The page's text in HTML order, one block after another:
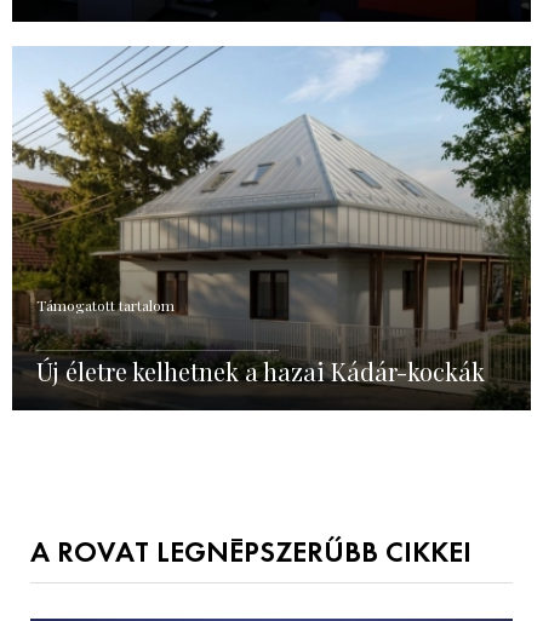
Támogatott tartalom
Új életre kelhetnek a hazai Kádár-kockák
A ROVAT LEGNÉPSZERŰBB CIKKEI